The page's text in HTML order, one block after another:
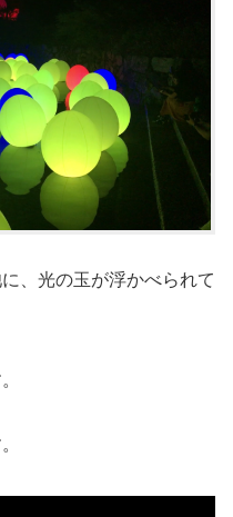
、光の玉が浮かべられて